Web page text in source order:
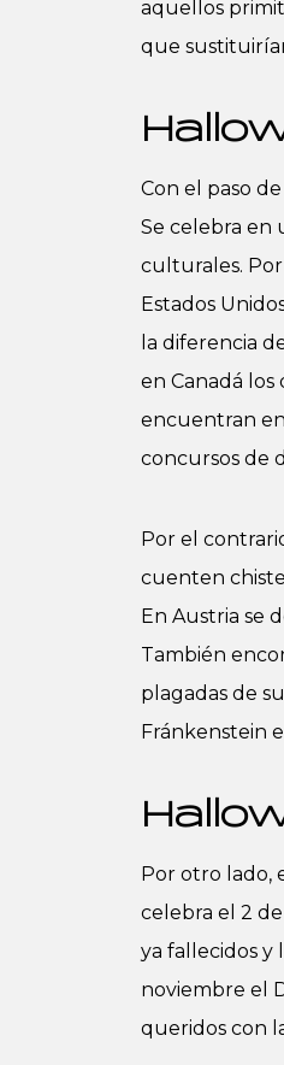
aquellos
que
Con el paso
Se celebra en
culturales.
Estados
la diferencia
en Canadá los
encuentran
concursos de
Por el
cuenten
En Austria se
También
plagadas de
Fránkenstein
Por otro lado,
celebra el 2
ya fallecidos y
noviembre el
queridos con